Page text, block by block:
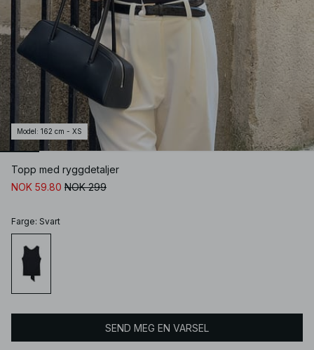
Model : 162 cm - XS
Topp med ryggdetaljer
NOK 59.80 NOK 299
Farge: Svart
SEND MEG EN VARSEL